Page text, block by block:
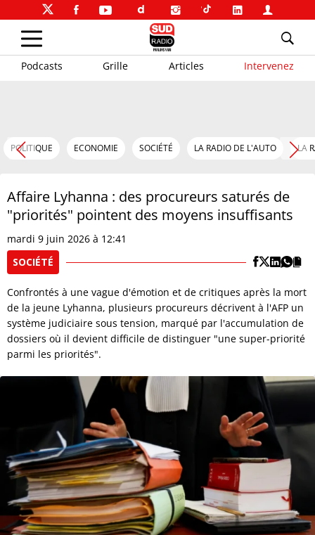
Podcasts Grille Articles Intervenez
POLITIQUE ECONOMIE SOCIÉTÉ LA RADIO DE L'AUTO LA
Affaire Lyhanna : des procureurs saturés de
"priorités" pointent des moyens insuffisants
mardi 9 juin 2026 à 12:41
SOCIÉTÉ
Confrontés à une vague d'émotion et de critiques après la mort
de la jeune Lyhanna, plusieurs procureurs décrivent à l'AFP un
système judiciaire sous tension, marqué par l'accumulation de
dossiers où il devient difficile de distinguer "une super-priorité
parmi les priorités".